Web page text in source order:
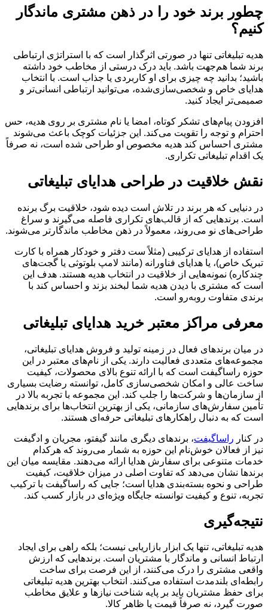
چطور برند خود را در ذهن مشتری ماندگار
کنیم؟
هدیه تبلیغاتی تنها در صورتی اثرگذار است که با استراتژی ارتباطی
برند شما هم‌جهت باشد. باید درک درستی از مخاطب خود داشته
باشید؛ بدانید چه چیزی برای او کاربردی یا جذاب است. با انتخاب
هدایای خاص و شخصی‌سازی‌شده، می‌توانید ارتباطی انسانی‌تر و
صمیمی‌تر ایجاد کنید.
افزودن پیام‌های تشکر کوتاه، امضا یا نام مشتری بر روی هدیه، حس
احترام و توجه را تقویت می‌کند. این جزئیات کوچک باعث می‌شوند
مشتری احساس کند هدیه مخصوص او طراحی شده است، نه صرفاً
یک اقدام تبلیغاتی تکراری.
نقش خلاقیت در طراحی هدایای تبلیغاتی
در دنیایی که هر برند در تلاش است دیده شود، خلاقیت برگ برنده
است. برندهایی که از قالب‌های تکراری فاصله می‌گیرند و سراغ
طراحی‌های نو می‌روند، معمولاً در ذهن مخاطب ماندگارتر می‌شوند.
استفاده از هدایای ترکیبی (مثلاً ست دفتر و خودکار همراه با کارت
تبریک خاص)، یا هدایای فناورانه (مانند لامپ بلوتوثی یا گجت‌های
چندکاره) نمونه‌هایی از خلاقیت در انتخاب هدیه هستند. هدف این
است که مشتری با دیدن هدیه شما لبخند بزند و احساس کند با
برندی متفاوت روبه‌رو است.
معرفی مراکز معتبر خرید هدایای تبلیغاتی
در میان برندهای فعال در زمینه تولید و فروش هدایای تبلیغاتی،
مجموعه‌های متعددی فعالیت دارند. یکی از نام‌های معتبر در این
حوزه راساگیفت است که با ارائه تنوع بالای محصولات، کیفیت
ساخت عالی و امکان شخصی‌سازی کامل، توانسته رضایت بسیاری
از سازمان‌ها و شرکت‌ها را جلب کند. این مجموعه با تجربه بالا در
تأمین سفارش‌های سازمانی، یکی از بهترین انتخاب‌ها برای برندهایی
است که به دنبال راهکارهای تبلیغاتی حرفه‌ای هستند.
در کنار راساگیفت، برندهای دیگری مانند گیفتو، مجریان و ادگیفت
نیز از فعالان خوش‌نام این حوزه به شمار می‌روند که هرکدام
خدمات متنوعی برای سفارش هدایا ارائه می‌دهند. مقایسه میان این
برندها نشان می‌دهد که تفاوت اصلی در میزان خلاقیت، کیفیت
طراحی و نحوه بسته‌بندی هدایا است؛ جایی که راساگیفت با ترکیب
تجربه، تنوع و کیفیت توانسته جایگاه ویژه‌ای در بازار کسب کند.
نتیجه‌گیری
هدیه تبلیغاتی، تنها یک ابزار بازاریابی نیست؛ بلکه راهی برای ایجاد
ارتباط انسانی و ماندگار با مشتریان است. برندهایی که ارزش
واقعی مشتری را درک می‌کنند، از این فرصت برای ساخت
رابطه‌ای بلندمدت استفاده می‌کنند. انتخاب بهترین هدیه تبلیغاتی
برای حفظ مشتریان باید بر پایه شناخت نیازها و علایق مخاطب
صورت گیرد، نه صرفاً قیمت یا ظاهر کالا.